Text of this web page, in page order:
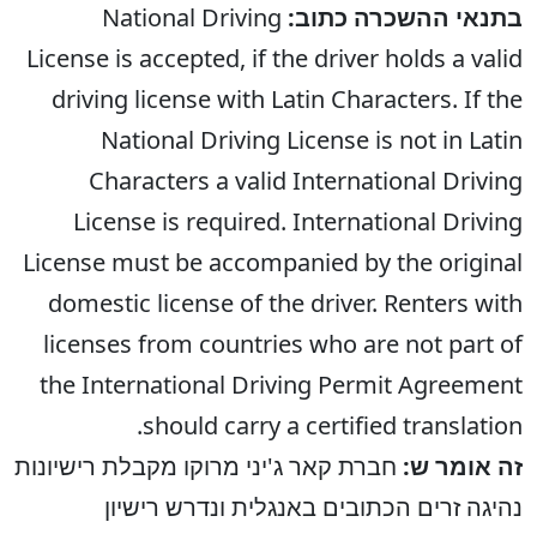
בתנאי ההשכרה כתוב: National Driving
License is accepted, if the driver holds a valid
driving license with Latin Characters. If the
National Driving License is not in Latin
Characters a valid International Driving
License is required. International Driving
License must be accompanied by the original
domestic license of the driver. Renters with
licenses from countries who are not part of
the International Driving Permit Agreement
should carry a certified translation.
זה אומר ש: חברת קאר ג'יני מרוקו מקבלת רישיונות
נהיגה זרים הכתובים באנגלית ונדרש רישיון